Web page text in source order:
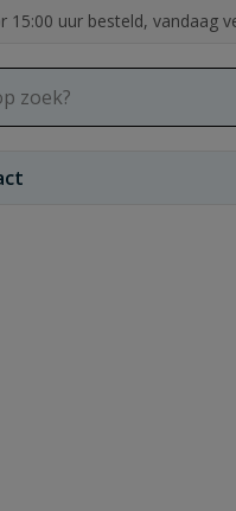
15:00 uur besteld, vandaag